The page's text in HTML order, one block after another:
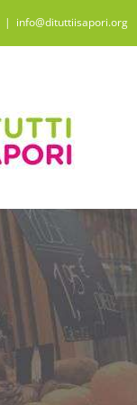
| info@dituttiisapori.org